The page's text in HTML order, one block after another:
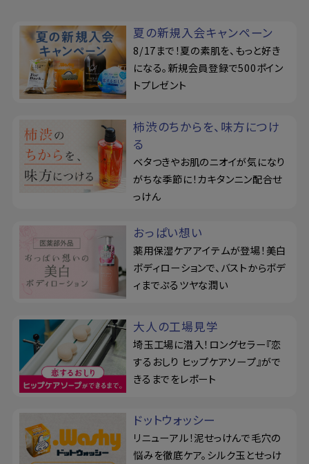
夏の新規入会キャンペーン
8/17まで！夏の素肌を、もっと好き
になる。新規会員登録で500ポイン
トプレゼント
柿渋のちからを、味方につけ
る
ベタつきやお肌のニオイが気になり
がちな季節に！カキタンニン配合せ
っけん
おっぱい想い
薬用保湿ケアアイテムが登場！美白
ボディローションで、バストからボデ
ィまでぷるツヤな潤い
大人の工場見学
埼玉工場に潜入！ロングセラー『恋
するおしり ヒップケアソープ』がで
きるまでをレポート
ドットウォッシー
リニューアル！泥せっけんで毛穴の
悩みを徹底ケア。シルク玉とせっけ